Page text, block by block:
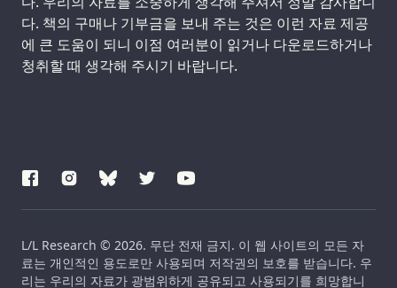
다. 책의 구매나 기부금을 보내 주는 것은 이런 자료 제공
에 큰 도움이 되니 이점 여러분이 읽거나 다운로드하거나
청취할 때 생각해 주시기 바랍니다.
L/L Research © 2026. 무단 전재 금지. 이 웹 사이트의 모든 자
료는 개인적인 용도로만 사용되며 저작권의 보호를 받습니다. 우
리는 우리의 자료가 광범위하게 공유되고 사용되기를 희망합니